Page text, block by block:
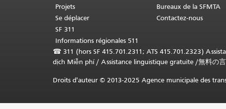
de
la
page.Le
cette
page
se
Projets
Se déplacer
SF 311
Informations régionales 511
Bureaux de la SFMTA
Contactez-nous
☎ 311 (hors SF 415.701.2311; ATS 415.701.2323)
dịch Miễn phí/ Assistance linguistique gratuite /無料の
Droits d'auteur © 2013-2025 Agence municipale des